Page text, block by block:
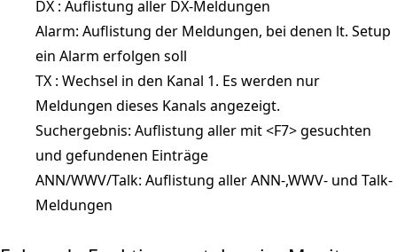
DX : Auflistung aller DX-Meldungen
Alarm: Auflistung der Meldungen, bei denen lt. Setup
ein Alarm erfolgen soll
TX : Wechsel in den Kanal 1. Es werden nur
Meldungen dieses Kanals angezeigt.
Suchergebnis: Auflistung aller mit <F7> gesuchten
und gefundenen Einträge
ANN/WWV/Talk: Auflistung aller ANN-,WWV- und Talk-
Meldungen